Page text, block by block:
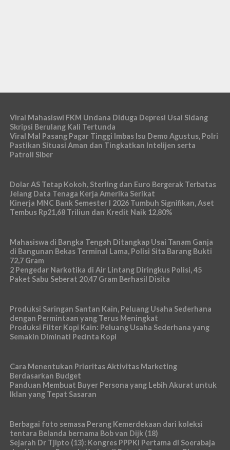
Viral Mahasiswi FKM Undana Diduga Depresi Usai Sidang
Skripsi Berulang Kali Tertunda
Viral Mal Pasang Pagar Tinggi Imbas Isu Demo Agustus, Polri
Pastikan Situasi Aman dan Tingkatkan Intelijen serta
Patroli Siber
Dolar AS Tetap Kokoh, Sterling dan Euro Bergerak Terbatas
Jelang Data Tenaga Kerja Amerika Serikat
Kinerja MNC Bank Semester I 2026 Tumbuh Signifikan, Aset
Tembus Rp21,68 Triliun dan Kredit Naik 12,80%
Mahasiswa di Bangka Tengah Ditangkap Usai Tanam Ganja
di Bangunan Bekas Terminal Lama, Polisi Sita Barang Bukti
72,7 Gram
2 Pengedar Narkotika di Air Lintang Diringkus Polisi, 45
Paket Sabu Seberat 20,47 Gram Berhasil Disita
Produksi Saringan Santan Kain, Peluang Usaha Sederhana
dengan Permintaan yang Terus Meningkat
Produksi Filter Kopi Kain: Peluang Usaha Sederhana yang
Semakin Diminati Pecinta Kopi
Cara Menentukan Prioritas Aktivitas Marketing
Berdasarkan Budget
Panduan Membuat Buyer Persona yang Lebih Akurat untuk
Iklan yang Tepat Sasaran
Berbagai foto semasa Perang Kemerdekaan dari koleksi
tentara Belanda bernama Bob van Dijk (18)
Sejarah Dr Tjipto (13): Kongres PPPKI Pertama di Soerabaja